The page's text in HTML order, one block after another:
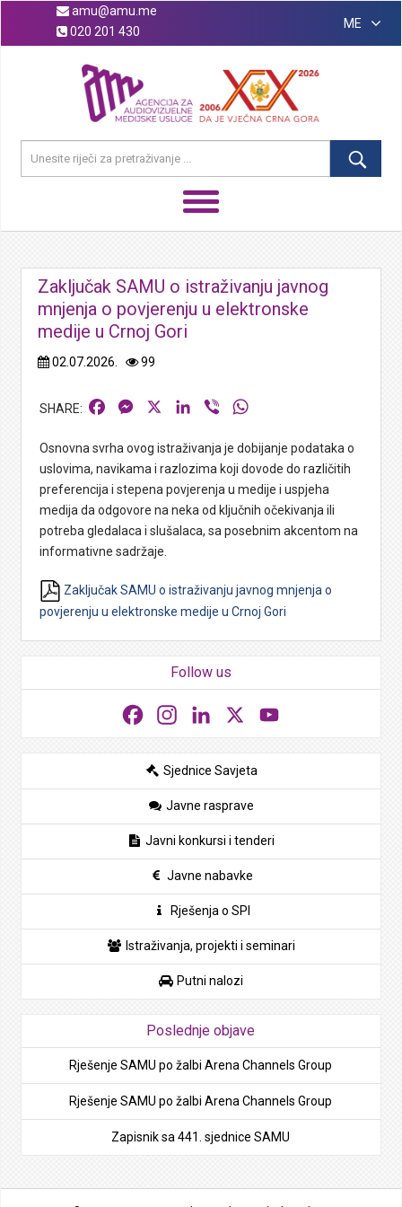
amu@amu.me
020 201 430
ME
Zaključak SAMU o istraživanju javnog
mnjenja o povjerenju u elektronske
medije u Crnoj Gori
02.07.2026. 99
FacebookMessengerLinkedIn
Viber
Osnovna svrha ovog istraživanja je dobijanje podataka o
uslovima, navikama i razlozima koji dovode do različitih
preferencija i stepena povjerenja u medije i uspjeha
medija da odgovore na neka od ključnih očekivanja ili
potreba gledalaca i slušalaca, sa posebnim akcentom na
informativne sadržaje.
Zaključak SAMU o istraživanju javnog mnjenja o
povjerenju u elektronske medije u Crnoj Gori
Follow us
FacebookInstagramLinkedIn
Sjednice Savjeta
Javne rasprave
Javni konkursi i tenderi
Javne nabavke
Rješenja o SPI
Istraživanja, projekti i seminari
Putni nalozi
Poslednje objave
Rješenje SAMU po žalbi Arena Channels Group
Rješenje SAMU po žalbi Arena Channels Group
Zapisnik sa 441. sjednice SAMU